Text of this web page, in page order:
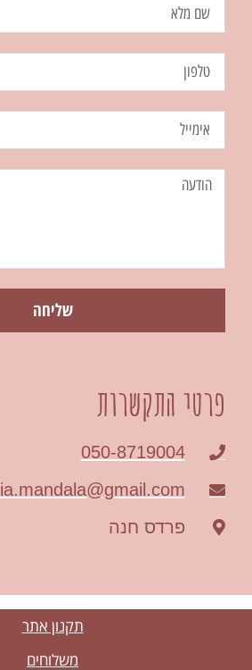
שליחה
פרטי התקשרות
050-8719004
lia.mandala@gmail.com
פרדס חנה
תקנון אתר
משלוחים